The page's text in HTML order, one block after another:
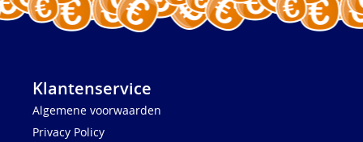
Klantenservice
Algemene voorwaarden
Privacy Policy